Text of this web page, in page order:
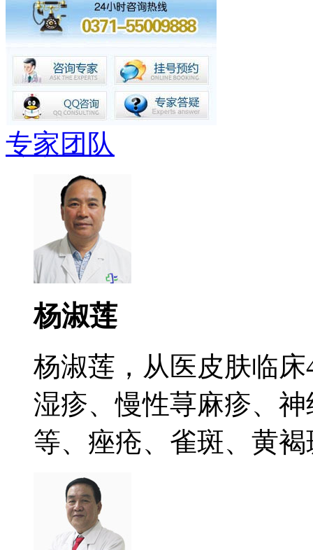
专家团队
杨淑莲
杨淑莲，从医皮肤临
湿疹、慢性荨麻疹、
等、痤疮、雀斑、黄褐